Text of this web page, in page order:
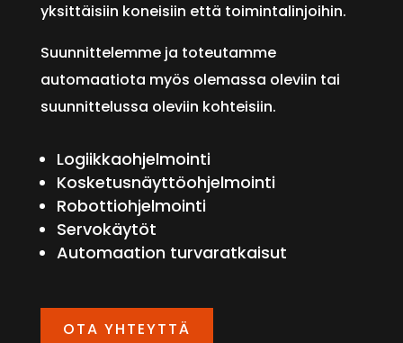
yksittäisiin koneisiin että toimintalinjoihin.
Suunnittelemme ja toteutamme
automaatiota myös olemassa oleviin tai
suunnittelussa oleviin kohteisiin.
Logiikkaohjelmointi
Kosketusnäyttöohjelmointi
Robottiohjelmointi
Servokäytöt
Automaation turvaratkaisut
OTA YHTEYTTÄ